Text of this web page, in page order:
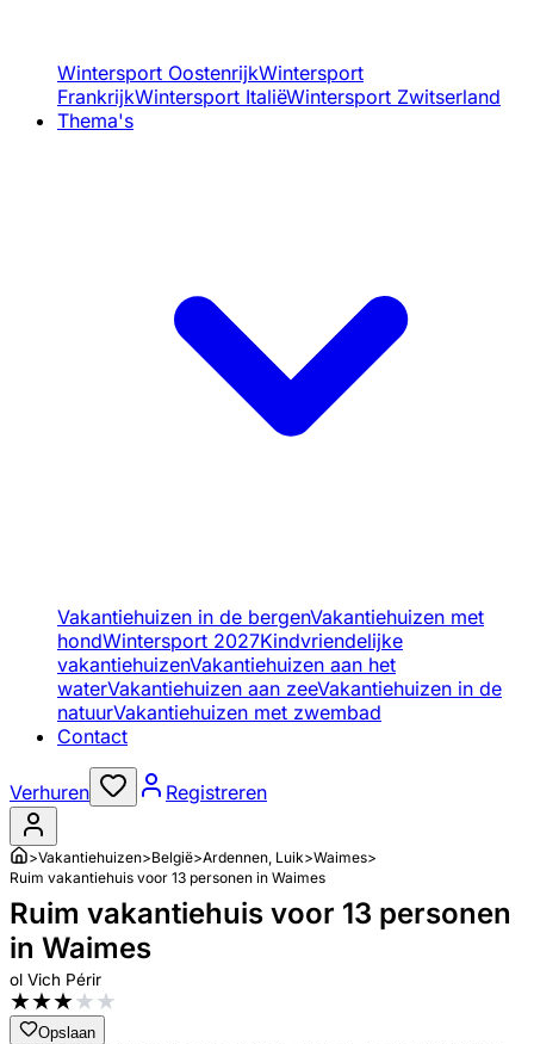
Wintersport OostenrijkWintersport
FrankrijkWintersport ItaliëWintersport Zwitserland
Thema's
Vakantiehuizen in de bergenVakantiehuizen met
hondWintersport 2027Kindvriendelijke
vakantiehuizenVakantiehuizen aan het
waterVakantiehuizen aan zeeVakantiehuizen in de
natuurVakantiehuizen met zwembad
Contact
Verhuren Registreren
>Vakantiehuizen>België>Ardennen, Luik>Waimes>
Ruim vakantiehuis voor 13 personen in Waimes
Ruim vakantiehuis voor 13 personen
in Waimes
ol Vich Périr
★★★★★
Opslaan